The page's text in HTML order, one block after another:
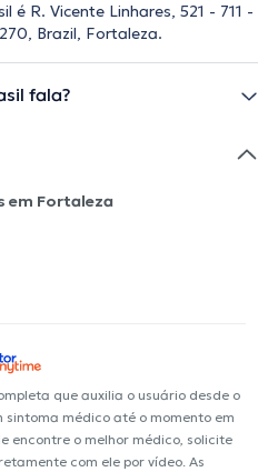
é R. Vicente Linhares, 521 - 711 -
Brazil, Fortaleza.
fala?
em Fortaleza
que auxilia o usuário desde o
médico até o momento em
encontre o melhor médico, solicite
com ele por vídeo. As